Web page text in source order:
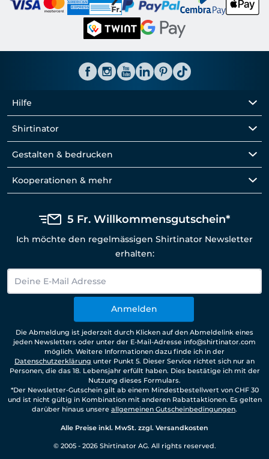
Hilfe
Shirtinator
Gestalten & bedrucken
Kooperationen & mehr
5 Fr. Willkommensgutschein*
Ich möchte den regelmässigen Shirtinator Newsletter
erhalten:
Anmelden
Die Abmeldung ist jederzeit durch Klicken auf den Abmeldelink eines
jeden Newsletters oder unter der E-Mail-Adresse info@shirtinator.com
möglich. Weitere Informationen dazu finde ich in der
Datenschutzerklärung unter Punkt 5. Dieser Service richtet sich nur an
Personen, die das 18. Lebensjahr erfüllt haben. Dies bestätige ich mit der
Nutzung dieses Formulars.
*Der Newsletter-Gutschein gilt ab einem Mindestbestellwert von CHF 30
und ist nicht gültig in Kombination mit anderen Rabattaktionen. Es gelten
darüber hinaus unsere allgemeinen Gutscheinbedingungen.
Alle Preise inkl. MwSt. zzgl. Versandkosten
© 2005 - 2026 Shirtinator AG. All rights reserved.